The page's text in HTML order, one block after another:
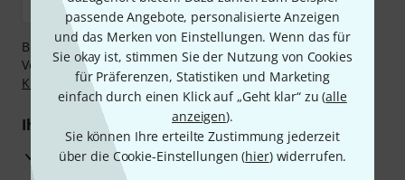
passende Angebote, personalisierte Anzeigen
und das Merken von Einstellungen. Wenn das für
Sie okay ist, stimmen Sie der Nutzung von Cookies
für Präferenzen, Statistiken und Marketing
einfach durch einen Klick auf „Geht klar“ zu (alle
anzeigen).
Sie können Ihre erteilte Zustimmung jederzeit
über die Cookie-Einstellungen (hier) widerrufen.
Bezahlen Sie vertraulich und sicher per Nachnahme,
Vorkasse, PayPal, Amazon Pay,Klarna Sofort bezahlen,
Klarna Ratenzahlungoder Kreditkarte.
Ihre Vorteile
3 Jahre Thomann Garantie